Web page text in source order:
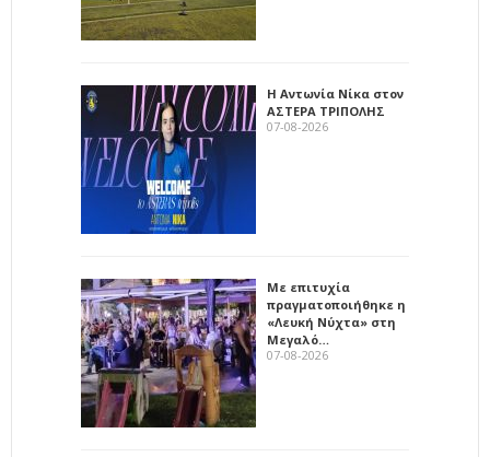
Η Αντωνία Νίκα στον
ΑΣΤΕΡΑ ΤΡΙΠΟΛΗΣ
07-08-2026
Με επιτυχία
πραγματοποιήθηκε η
«Λευκή Νύχτα» στη
Μεγαλό…
07-08-2026